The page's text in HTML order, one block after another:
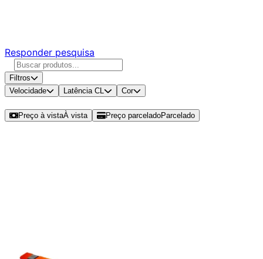
Responder pesquisa
Filtros
Velocidade
Latência CL Cor
Preço à vistaÀ vista Preço parceladoParcelado